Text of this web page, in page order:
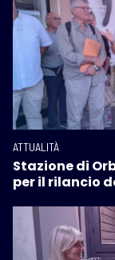
ATTUALITÀ
Stazione di
per il rilancio